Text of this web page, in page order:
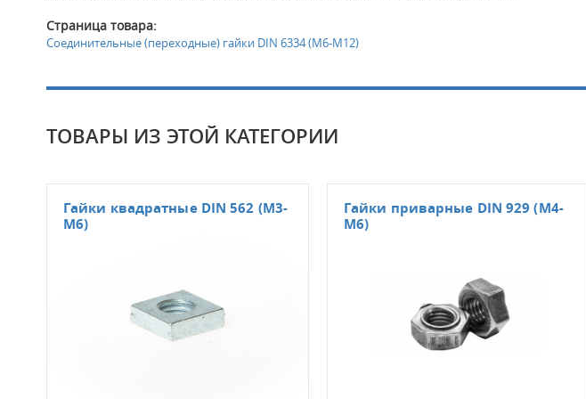
Страница товара:
Соединительные (переходные) гайки DIN 6334 (М6-М12)
ТОВАРЫ ИЗ ЭТОЙ КАТЕГОРИИ
Гайки квадратные DIN 562 (М3-
М6)
Гайки приварные DIN 929 (М4-
М6)